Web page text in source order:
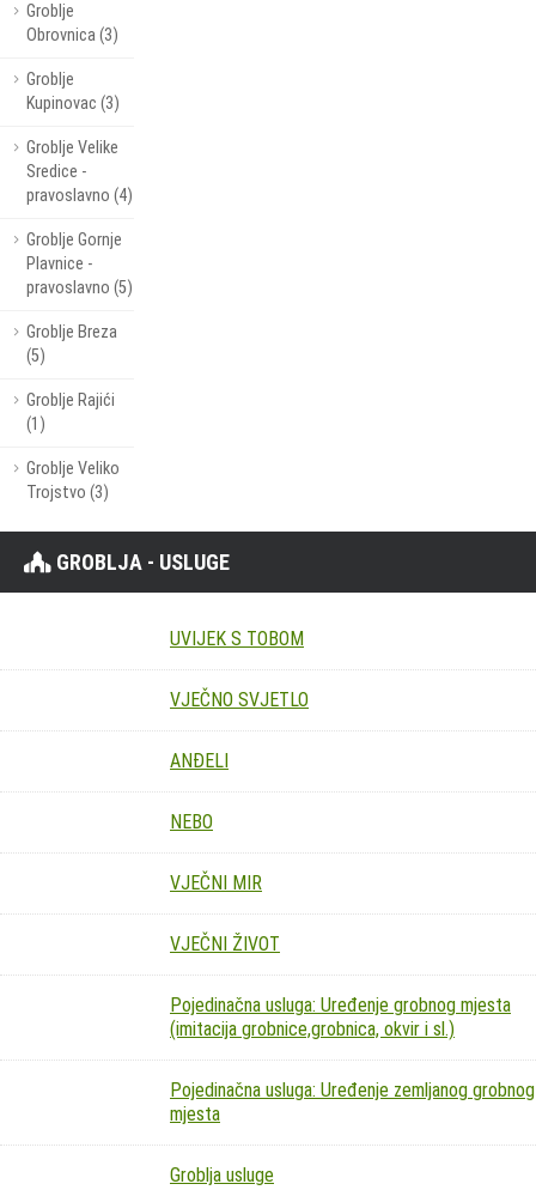
Groblje
Obrovnica (3)
Groblje
Kupinovac (3)
Groblje Velike
Sredice -
pravoslavno (4)
Groblje Gornje
Plavnice -
pravoslavno (5)
Groblje Breza
(5)
Groblje Rajići
(1)
Groblje Veliko
Trojstvo (3)
GROBLJA - USLUGE
UVIJEK S TOBOM
VJEČNO SVJETLO
ANĐELI
NEBO
VJEČNI MIR
VJEČNI ŽIVOT
Pojedinačna usluga: Uređenje grobnog mjesta
(imitacija grobnice,grobnica, okvir i sl.)
Pojedinačna usluga: Uređenje zemljanog grobnog
mjesta
Groblja usluge